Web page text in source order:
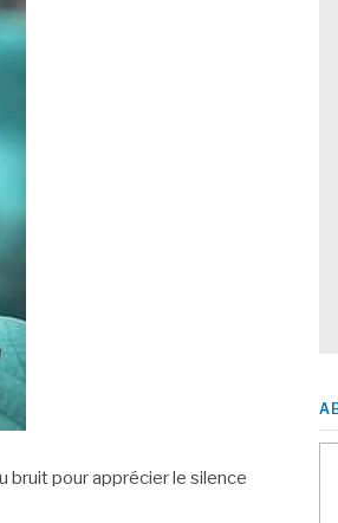
bruit pour apprécier le silence